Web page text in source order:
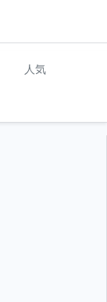
人気